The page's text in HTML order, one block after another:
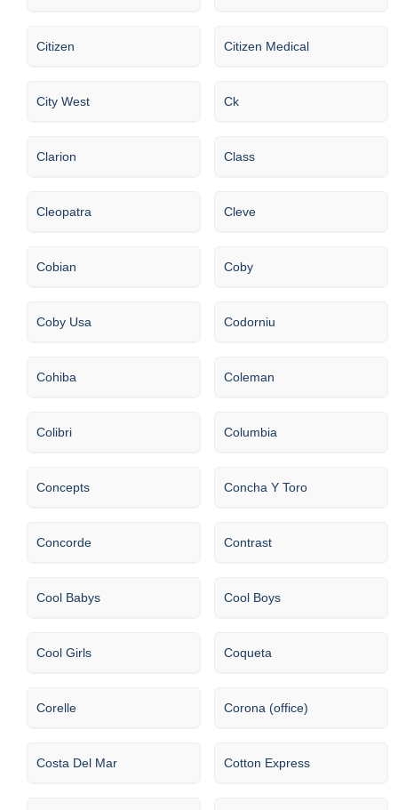
Citizen Citizen Medical
City West Ck
Clarion Class
Cleopatra Cleve
Cobian Coby
Coby Usa Codorniu
Cohiba Coleman
Colibri Columbia
Concepts Concha Y Toro
Concorde Contrast
Cool Babys Cool Boys
Cool Girls Coqueta
Corelle Corona (office)
Costa Del Mar Cotton Express